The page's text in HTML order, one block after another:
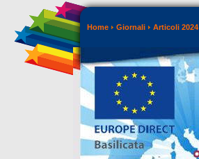
Home Giornali Articoli 2024